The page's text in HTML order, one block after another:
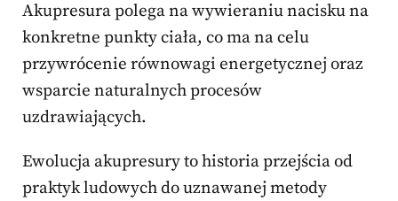
Akupresura polega na wywieraniu nacisku na
konkretne punkty ciała, co ma na celu
przywrócenie równowagi energetycznej oraz
wsparcie naturalnych procesów
uzdrawiających.
Ewolucja akupresury to historia przejścia od
praktyk ludowych do uznawanej metody